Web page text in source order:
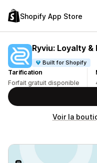
Shopify App Store
Ryviu: Loyalty &
Built for Shopify
Tarification
Forfait gratuit disponible
Voir la